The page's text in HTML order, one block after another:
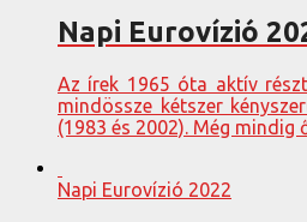
Napi Eurovízió
Az írek 1965 óta aktív
mindössze kétszer
(1983 és 2002). Még mindig
Napi Eurovízió 2022